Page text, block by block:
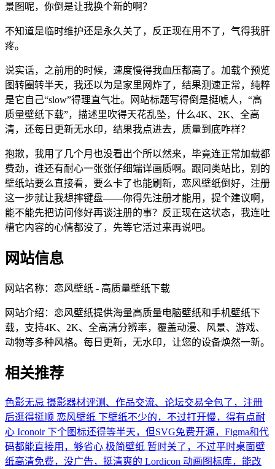
景图呢，你倒是让我换个新的啊？
不知道是临时维护还是永久关了，反正现在用不了，气得我肝
疼。
说实话，之前用的时候，速度慢得我血压都高了。加载个预览
图转圈转半天，我还以为是家里网炸了，结果测速正常，纯粹
是它自己“slow”得理直气壮。网站标题写得倒是挺唬人，“高
质量壁纸下载”，描述里吹得天花乱坠，什么4K、2K、全高
清，还每日更新无水印，结果我点进去，质量到底咋样？
抱歉，我用了几个月也没看出个所以然来，毕竟连正常加载都
费劲，谁还有耐心一张张仔细端详画质啊。跟同类站比，别的
壁纸站要么直接看，要么卡了也能刷新，恋风壁纸倒好，注册
这一步就让我想摔键盘——你得先注册才能用，提个建议啊，
能不能先把访问修好再谈注册的事？反正现在这状态，我连吐
槽它内容的心情都没了，先等它活过来再说吧。
网站信息
网站名称： 恋风壁纸 - 高质量壁纸下载
网站介绍： 恋风壁纸提供海量高质量电脑壁纸和手机壁纸下
载，支持4K、2K、全高清分辨率，覆盖动漫、风景、游戏、
动物等多种风格。每日更新，无水印，让您的设备焕然一新。
相关推荐
色影无忌 摄影器材评测、作品交流、论坛交易全包了，注册
后逛得挺顺 恋风壁纸 下壁纸不少的，不过打开慢，得有点耐
心 Iconoir 下个图标还得等半天，但SVG免费开源，Figma和代
码都能直接用，够省心 极简壁纸 暂时关了，不过平时桌面壁
纸高清免费，没广告，挺清爽的 Lordicon 动画图标库，能改